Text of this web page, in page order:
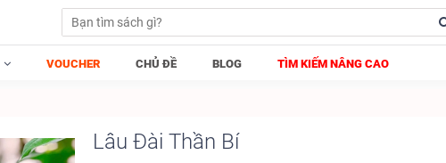
VOUCHER CHỦ ĐỀ BLOG TÌM KIẾM NÂNG CAO
Lâu Đài Thần Bí